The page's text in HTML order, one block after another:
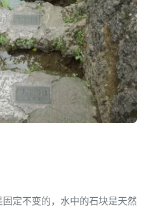
定不变的，水中的石块是天然